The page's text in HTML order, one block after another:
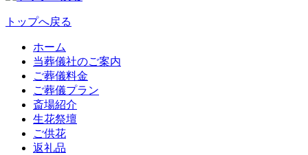
トップへ戻る
ホーム
当葬儀社のご案内
ご葬儀料金
ご葬儀プラン
斎場紹介
生花祭壇
ご供花
返礼品